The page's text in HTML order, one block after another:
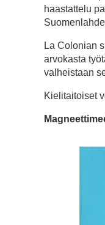
haastattelu
La Colonian
arvokasta
valheistaan
Kielitaitoiset